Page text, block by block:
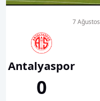
Antalyaspor
0
7